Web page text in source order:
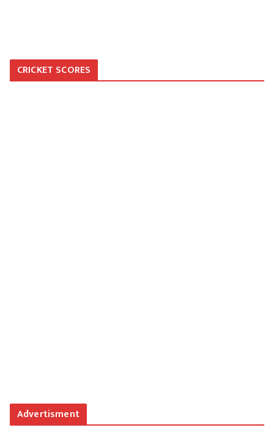
CRICKET SCORES
Advertisment